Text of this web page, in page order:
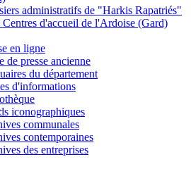
administratifs de "Harkis Rapatriés"
Centres d'accueil de l'Ardoise (Gard)
en ligne
de presse ancienne
du département
d'informations
iconographiques
communales
contemporaines
des entreprises